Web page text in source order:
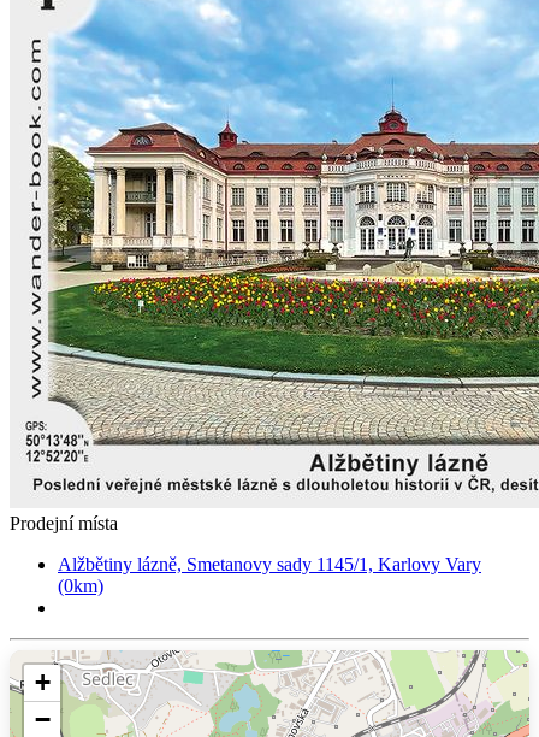
Prodejní místa
Alžbětiny lázně, Smetanovy sady 1145/1, Karlovy Vary
(0km)
+
−